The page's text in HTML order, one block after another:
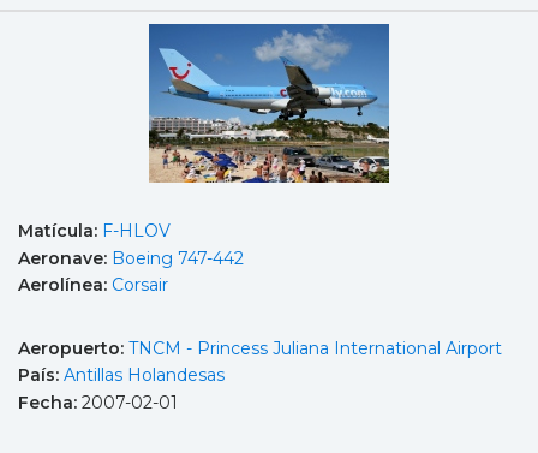
Matícula: F-HLOV
Aeronave: Boeing 747-442
Aerolínea: Corsair
Aeropuerto: TNCM - Princess Juliana International Airport
País: Antillas Holandesas
Fecha: 2007-02-01